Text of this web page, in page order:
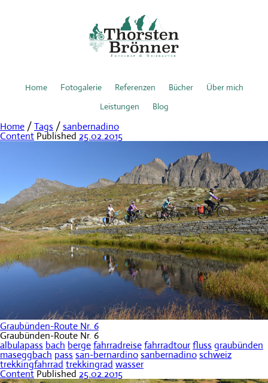
Home Fotogalerie Referenzen Bücher
Über mich
Leistungen
Blog
Home /Tags /sanbernadino
Content Published 25.02.2015
Graubünden-Route Nr. 6
Graubünden-Route Nr. 6
albulapass bach bergefahrradreisefahrradtourfluss graubünden
maseggbach pass san-bernardinosanbernadinoschweiz
trekkingfahrrad trekkingrad wasser
Content Published 25.02.2015